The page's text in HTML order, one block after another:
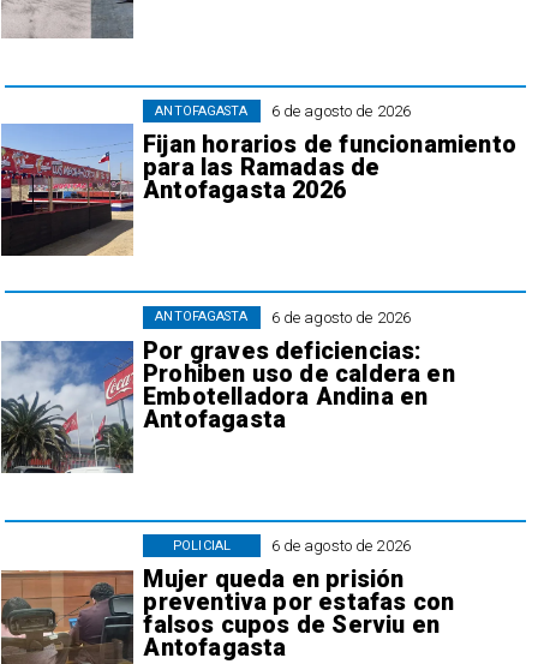
6 de agosto de 2026
Fijan horarios de funcionamiento
para las Ramadas de
Antofagasta 2026
ANTOFAGASTA
6 de agosto de 2026
Por graves deficiencias:
Prohiben uso de caldera en
Embotelladora Andina en
Antofagasta
ANTOFAGASTA
6 de agosto de 2026
Mujer queda en prisión
preventiva por estafas con
falsos cupos de Serviu en
Antofagasta
POLICIAL